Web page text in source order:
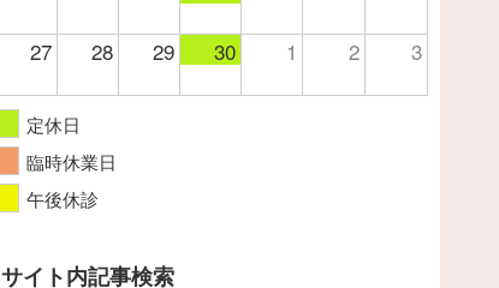
27 28 29 30 1 2 3
定休日
臨時休業日
午後休診
サイト内記事検索